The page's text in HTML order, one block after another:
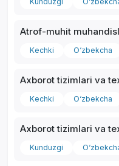
Atrof-muhit
Kechki O‘zbekcha
Axborot tizimlari va
Kechki O‘zbekcha
Axborot tizimlari va
Kunduzgi